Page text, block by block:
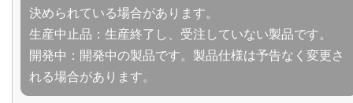
決められている場合があります。
生産中止品：生産終了し、受注していない製品です。
開発中：開発中の製品です。製品仕様は予告なく変更さ
れる場合があります。